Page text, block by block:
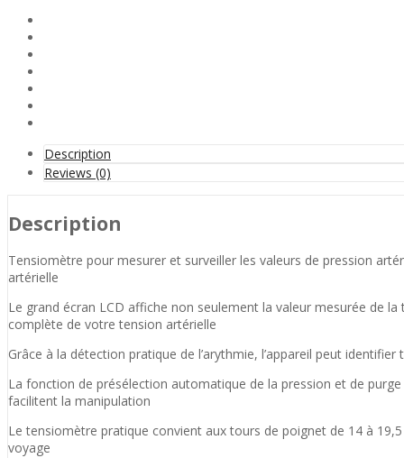
Description
Reviews (0)
Description
Tensiomètre pour mesurer et surveiller les valeurs de pression
artérielle
Le grand écran LCD affiche non seulement la valeur mesurée de
complète de votre tension artérielle
Grâce à la détection pratique de l’arythmie, l’appareil peut
La fonction de présélection automatique de la pression et de purge
facilitent la manipulation
Le tensiomètre pratique convient aux tours de poignet de 14 à
voyage